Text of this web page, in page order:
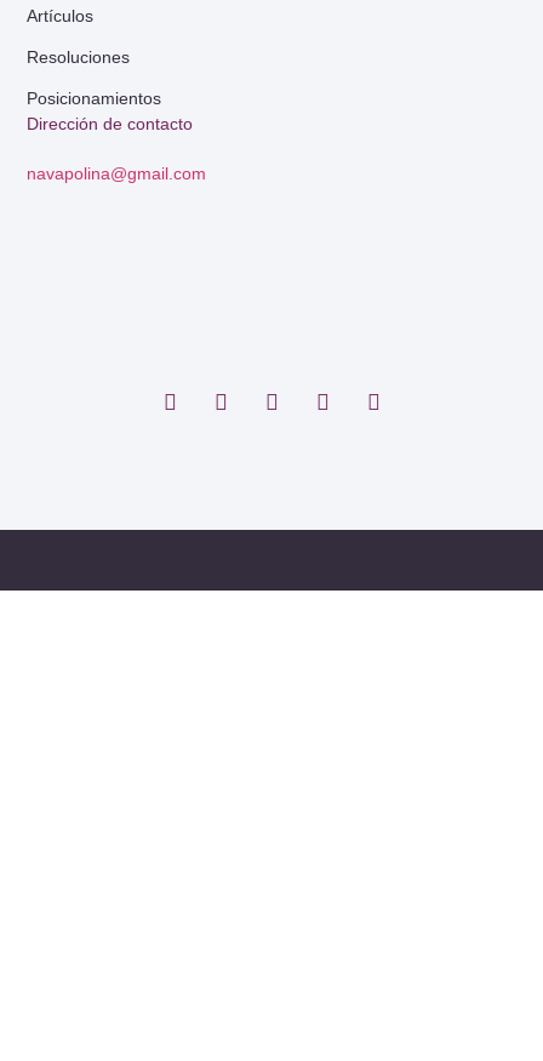
Dirección de contacto
navapolina@gmail.com
Artículos
Resoluciones
Posicionamientos